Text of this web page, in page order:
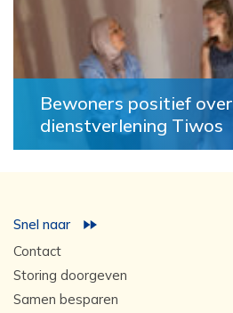
Bewoners positief over
dienstverlening Tiwos
Snel naar
Contact
Storing doorgeven
Samen besparen